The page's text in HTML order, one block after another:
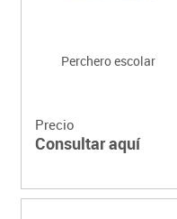
Perchero escolar
Precio
Consultar aquí